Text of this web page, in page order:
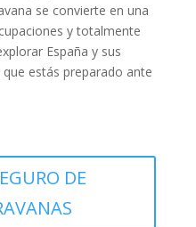
se convierte en una
y totalmente
España y sus
estás preparado ante
DE